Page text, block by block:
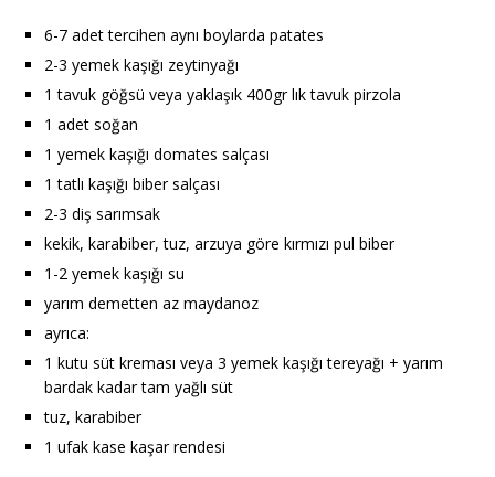
6-7 adet tercihen aynı boylarda patates
2-3 yemek kaşığı zeytinyağı
1 tavuk göğsü veya yaklaşık 400gr lık tavuk pirzola
1 adet soğan
1 yemek kaşığı domates salçası
1 tatlı kaşığı biber salçası
2-3 diş sarımsak
kekik, karabiber, tuz, arzuya göre kırmızı pul biber
1-2 yemek kaşığı su
yarım demetten az maydanoz
ayrıca:
1 kutu süt kreması veya 3 yemek kaşığı tereyağı + yarım
bardak kadar tam yağlı süt
tuz, karabiber
1 ufak kase kaşar rendesi